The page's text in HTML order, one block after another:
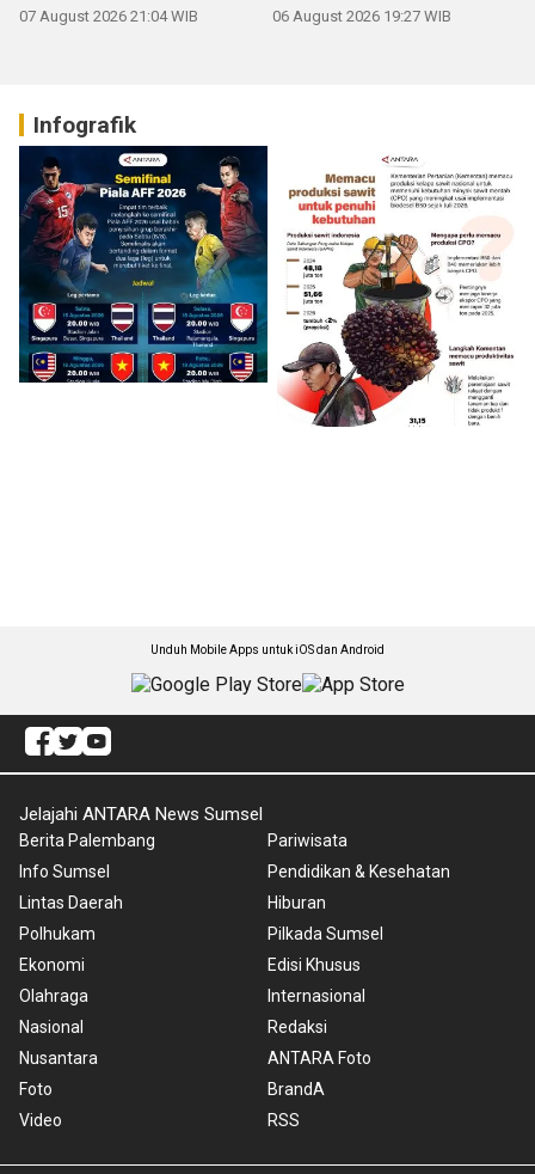
07 August 2026 21:04 WIB 06 August 2026 19:27 WIB
Infografik
Unduh Mobile Apps untuk iOS dan Android
Jelajahi ANTARA News Sumsel
Berita Palembang
Info Sumsel
Lintas Daerah
Polhukam
Ekonomi
Olahraga
Nasional
Nusantara
Foto
Video
Pariwisata
Pendidikan & Kesehatan
Hiburan
Pilkada Sumsel
Edisi Khusus
Internasional
Redaksi
ANTARA Foto
BrandA
RSS